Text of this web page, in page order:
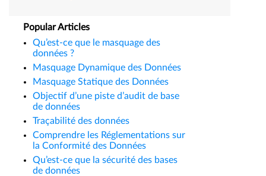
Popular Articles
Qu’est-ce que le masquage des
données ?
Masquage Dynamique des Données
Masquage Statique des Données
Objectif d’une piste d’audit de base
de données
Traçabilité des données
Comprendre les Réglementations sur
la Conformité des Données
Qu’est-ce que la sécurité des bases
de données